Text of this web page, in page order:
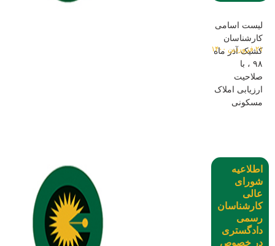
۲۱ فروردین ۱۴۰۰
لیست اسامی
کارشناسان
کشیک آذر ماه
۹۸ ، با
صلاحیت
ارزیابی املاک
مسکونی
اطلاعیه
شورای
عالی
کارشناسان
رسمی
دادگستری
در خصوص